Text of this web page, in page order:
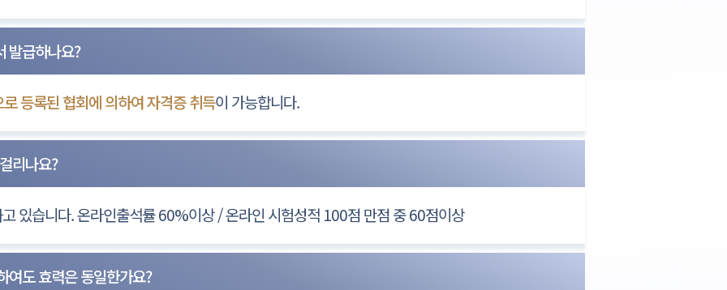
발급하나요?
등록된 협회에 의하여 자격증 취득이 가능합니다.
리나요?
있습니다. 온라인출석률 60%이상 / 온라인 시험성적 100점 만점 중 60점이상
여도 효력은 동일한가요?